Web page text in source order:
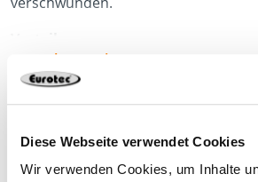
Diese Webseite verwendet Cookies
Wir verwenden Cookies, um Inhalte
Wetterunabhängig
Einfache Montage
Präzise und schnelle Platzierung
Anwendungshinweise
mehr anzeigen
Produktdatenblatt